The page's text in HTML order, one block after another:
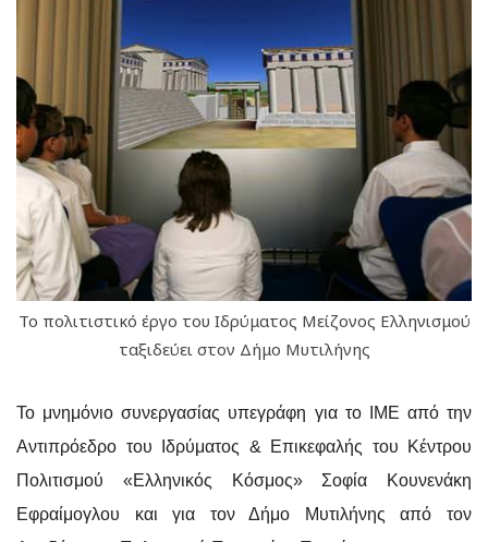
Το πολιτιστικό έργο του Ιδρύματος Μείζονος Ελληνισμού
ταξιδεύει στον Δήμο Μυτιλήνης
Το μνημόνιο συνεργασίας υπεγράφη για το ΙΜΕ από την
Αντιπρόεδρο του Ιδρύματος & Επικεφαλής του Κέντρου
Πολιτισμού «Ελληνικός Κόσμος» Σοφία Κουνενάκη
Εφραίμογλου και για τον Δήμο Μυτιλήνης από τον